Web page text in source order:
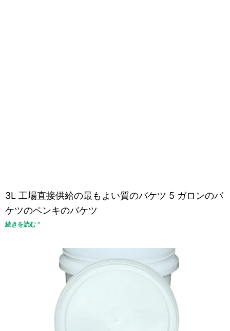
3L 工場直接供給の最もよい質のバケツ 5 ガロンのバ
ケツのペンキのバケツ
続きを読む "